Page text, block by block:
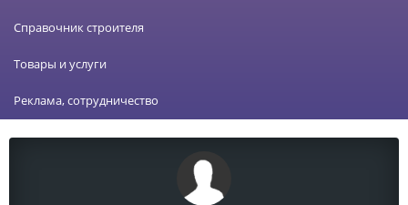
Справочник строителя
Товары и услуги
Реклама, сотрудничество